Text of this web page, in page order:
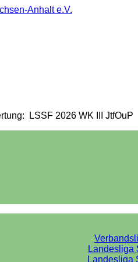
LSSF 2026 WK III JtfOuP
Landesliga
Landesliga